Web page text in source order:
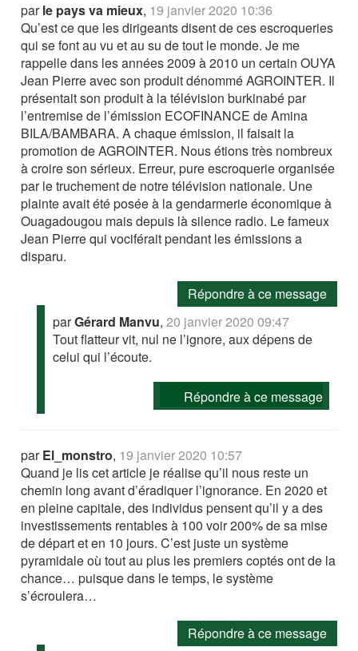
parle pays va mieux, 19 janvier 2020 10:36
Qu’est ce que les dirigeants disent de ces escroqueries
qui se font au vu et au su de tout le monde. Je me
rappelle dans les années 2009 à 2010 un certain OUYA
Jean Pierre avec son produit dénommé AGROINTER. Il
présentait son produit à la télévision burkinabé par
l’entremise de l’émission ECOFINANCE de Amina
BILA/BAMBARA. A chaque émission, il faisait la
promotion de AGROINTER. Nous étions très nombreux
à croire son sérieux. Erreur, pure escroquerie organisée
par le truchement de notre télévision nationale. Une
plainte avait été posée à la gendarmerie économique à
Ouagadougou mais depuis là silence radio. Le fameux
Jean Pierre qui vociférait pendant les émissions a
disparu.
Répondre à ce message
parGérard Manvu,20 janvier 2020 09:47
Tout flatteur vit, nul ne l’ignore, aux dépens de
celui qui l’écoute.
Répondre à ce message
parEl_monstro, 19 janvier 2020 10:57
Quand je lis cet article je réalise qu’il nous reste un
chemin long avant d’éradiquer l’ignorance. En 2020 et
en pleine capitale, des individus pensent qu’il y a des
investissements rentables à 100 voir 200% de sa mise
de départ et en 10 jours. C’est juste un système
pyramidale où tout au plus les premiers coptés ont de la
chance… puisque dans le temps, le système
s’écroulera…
Répondre à ce message